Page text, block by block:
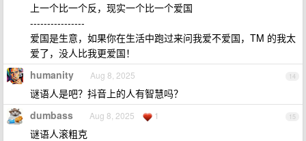
上一个比一个反，现实一个比一个爱国
----------------
爱国是生意，如果你在生活中跑过来问我爱不爱国，TM 的我太
爱了，没人比我更爱国！
14
humanity Aug 8, 2025
谜语人是吧？抖音上的人有智慧吗？
15
dumbass Aug 8, 2025 1
谜语人滚粗克